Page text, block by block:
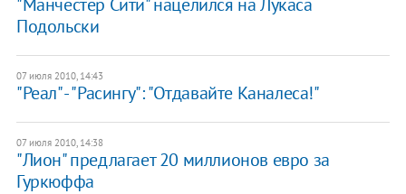
Подольски
07 июля 2010, 14:43
"Реал" - "Расингу": "Отдавайте Каналеса!"
07 июля 2010, 14:38
"Лион" предлагает 20 миллионов евро за
Гуркюффа